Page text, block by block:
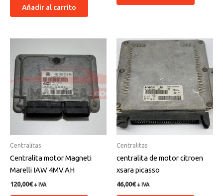
Añadir al carrito
Centralitas
Centralita motor Magneti
Marelli IAW 4MV.AH
120,00€ + IVA
Centralitas
centralita de motor citroen
xsara picasso
46,00€ + IVA